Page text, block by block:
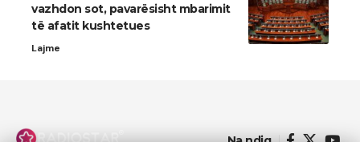
vazhdon sot, pavarësisht mbarimit
të afatit kushtetues
Lajme